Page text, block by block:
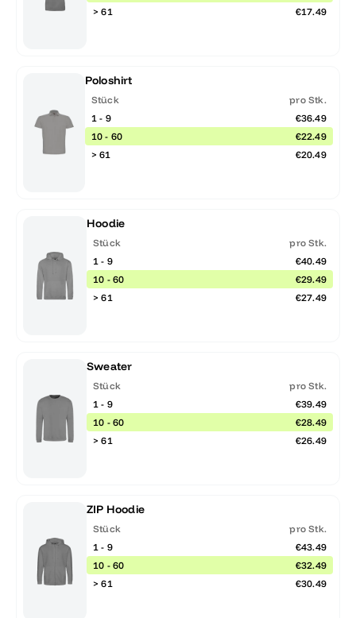
> 61
€17.49
Poloshirt
Stück
pro Stk.
1 - 9
€36.49
10 - 60
€22.49
> 61
€20.49
Hoodie
Stück
pro Stk.
1 - 9
€40.49
10 - 60
€29.49
> 61
€27.49
Sweater
Stück
pro Stk.
1 - 9
€39.49
10 - 60
€28.49
> 61
€26.49
ZIP Hoodie
Stück
pro Stk.
1 - 9
€43.49
10 - 60
€32.49
> 61
€30.49